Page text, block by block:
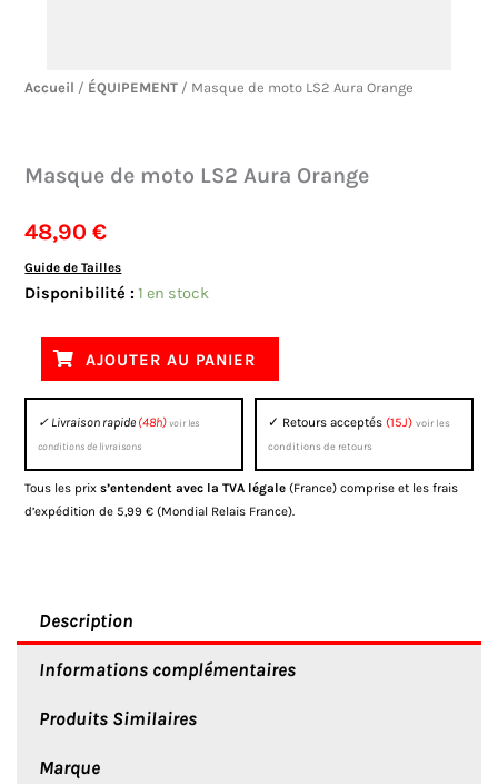
Accueil / ÉQUIPEMENT / Masque de moto LS2 Aura Orange
Masque de moto LS2 Aura Orange
48,90€
Guide de Tailles
Disponibilité : 1 en stock
quantité
Masque
de
LS2
Aura
Orange
AJOUTER AU PANIER
✓ Livraison rapide (48h)voir les
conditions de livraisons
✓ Retours acceptés (15J) voir les
conditions de retours
Tous les prixs’entendent avec la TVA légale (France) comprise et les frais
d’expédition de 5,99 € (Mondial Relais France).
Description
Informations complémentaires
Produits Similaires
Marque